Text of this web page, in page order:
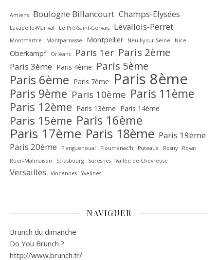
Amiens Boulogne Billancourt Champs-Elysées
Lacapelle-Marival Le Pré-Saint-Gervais Levallois-Perret
Montmartre Montparnasse Montpellier Neuilly-sur-Seine Nice
Oberkampf Orléans Paris 1er Paris 2ème
Paris 3ème Paris 4ème Paris 5ème
Paris 6ème Paris 7ème Paris 8ème
Paris 9ème Paris 10ème Paris 11ème
Paris 12ème Paris 13ème Paris 14ème
Paris 15ème Paris 16ème
Paris 17ème Paris 18ème Paris 19ème
Paris 20ème
Planguenoual Ploumanac'h Puteaux Rosny
Royat
Rueil-Malmaison
Strasbourg Suresnes Vallée de Chevreuse‎
Versailles Vincennes Yvelines
NAVIGUER
Brunch du dimanche
Do You Brunch ?
http://www.brunch.fr/